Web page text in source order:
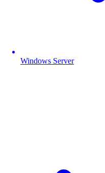
Windows Server